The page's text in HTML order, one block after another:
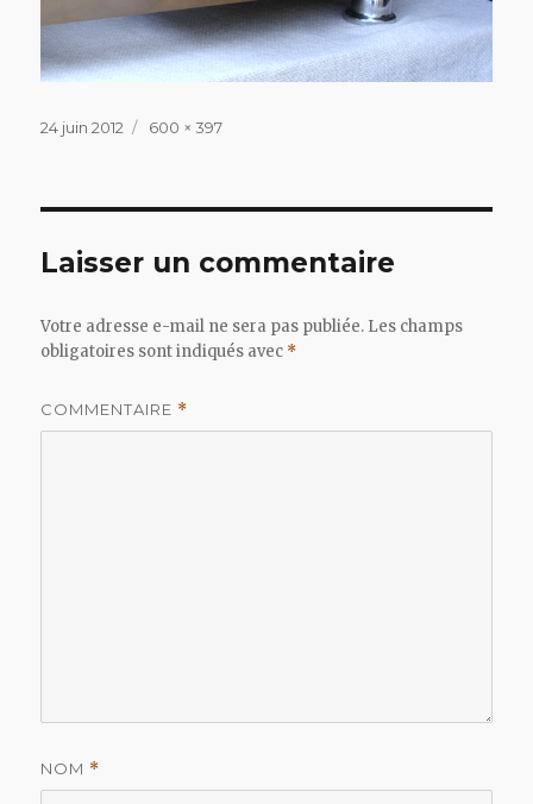
Publié
24 juin 2012
Taille
600 × 397
Laisser un commentaire
Votre adresse e-mail ne sera pas publiée. Les champs
obligatoires sont indiqués avec *
COMMENTAIRE *
NOM *